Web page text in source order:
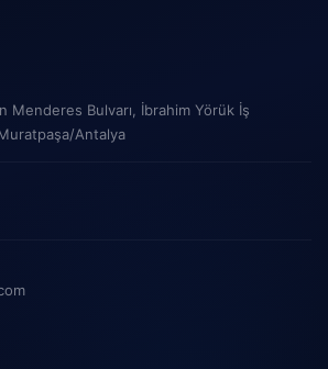
Menderes Bulvarı, İbrahim Yörük İş
Antalya